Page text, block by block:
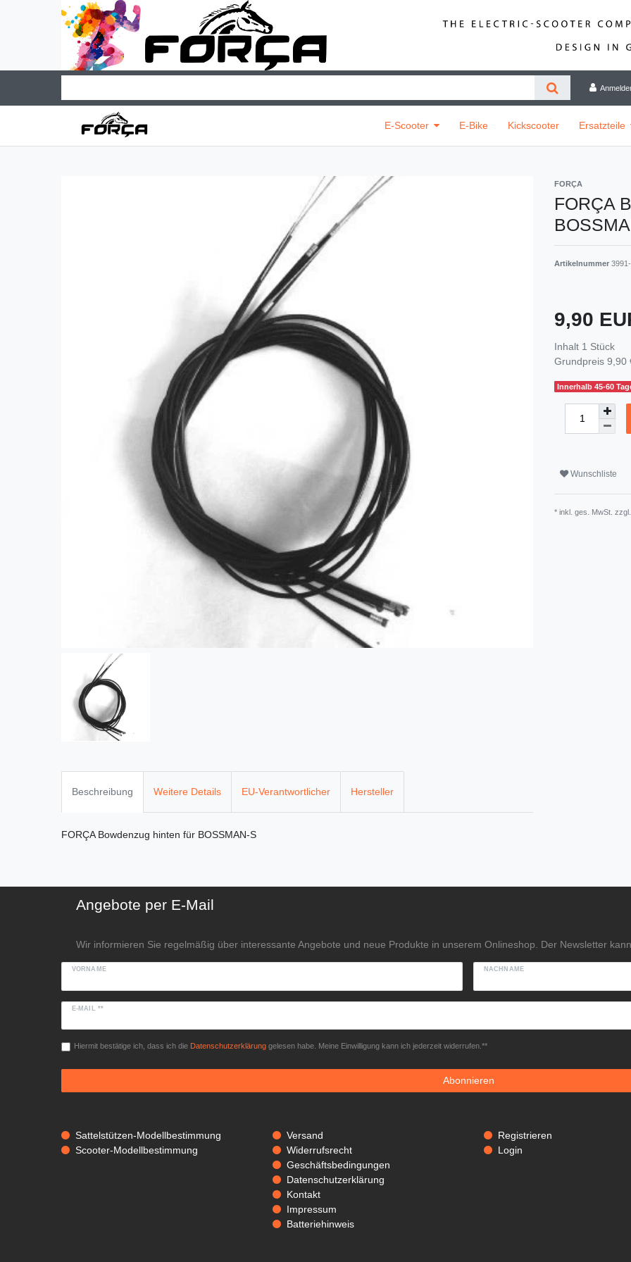
E-Scooter E-Bike Kickscooter Ersatzteile
FORÇA
FORÇA
Artikelnummer
9,90
Inhalt 1 Stück
Grundpreis 9,90
Innerhalb 45-60
Wunschliste
* inkl. ges. MwSt. zzgl.
Beschreibung Weitere Details EU-Verantwortlicher Hersteller
FORÇA Bowdenzug hinten für BOSSMAN-S
Angebote per E-Mail
Wir informieren Sie regelmäßig über interessante Angebote und neue Produkte in unserem Onlineshop. Der Newsletter
VORNAME NACHNAME
E-MAIL **
Hiermit bestätige ich, dass ich die Daten­schutz­erklärunggelesen habe. Meine Einwilligung kann ich jederzeit widerrufen.**
Abonnieren
Sattelstützen-Modellbestimmung
Scooter-Modellbestimmung
Versand
Widerrufsrecht
Geschäftsbedingungen
Datenschutzerklärung
Kontakt
Impressum
Batteriehinweis
Registrieren
Login